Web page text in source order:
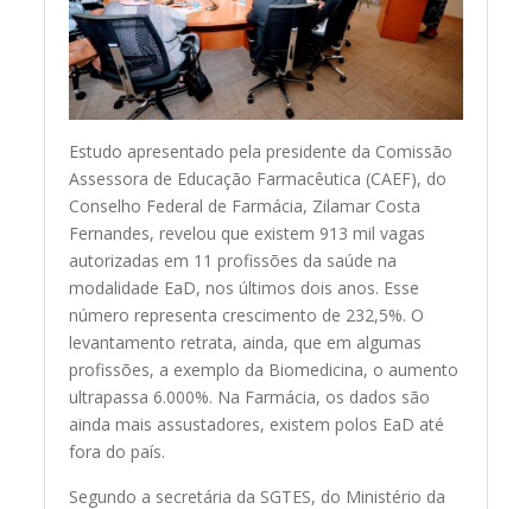
Estudo apresentado pela presidente da Comissão
Assessora de Educação Farmacêutica (CAEF), do
Conselho Federal de Farmácia, Zilamar Costa
Fernandes, revelou que existem 913 mil vagas
autorizadas em 11 profissões da saúde na
modalidade EaD, nos últimos dois anos. Esse
número representa crescimento de 232,5%. O
levantamento retrata, ainda, que em algumas
profissões, a exemplo da Biomedicina, o aumento
ultrapassa 6.000%. Na Farmácia, os dados são
ainda mais assustadores, existem polos EaD até
fora do país.
Segundo a secretária da SGTES, do Ministério da